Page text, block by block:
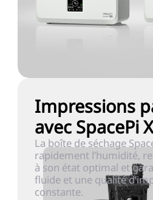
Impressions
avec SpacePi
La boîte de séchage
rapidement l’humidité,
à son état optimal et
fluide et une qualité
constante.